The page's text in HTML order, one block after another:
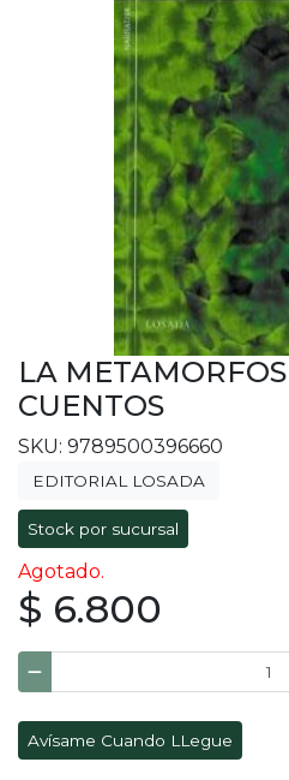
LA
CUENTOS
SKU: 9789500396660
EDITORIAL LOSADA
Stock por sucursal
Agotado.
$ 6.800
Avísame Cuando LLegue